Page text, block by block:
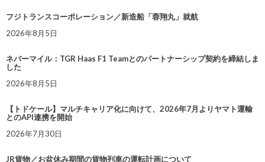
フジトランスコーポレーション／新造船「蓉翔丸」就航
2026年8月5日
ネバーマイル：TGR Haas F1 Teamとのパートナーシップ契約を締結しま
した
2026年8月5日
【トドケール】マルチキャリア化に向けて、2026年7月よりヤマト運輸
とのAPI連携を開始
2026年7月30日
JR貨物／お盆休み期間の貨物列車の運転計画について